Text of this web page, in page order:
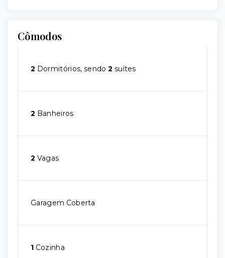
Cômodos
2 Dormitórios, sendo2 suítes
2 Banheiros
2 Vagas
Garagem Coberta
1 Cozinha